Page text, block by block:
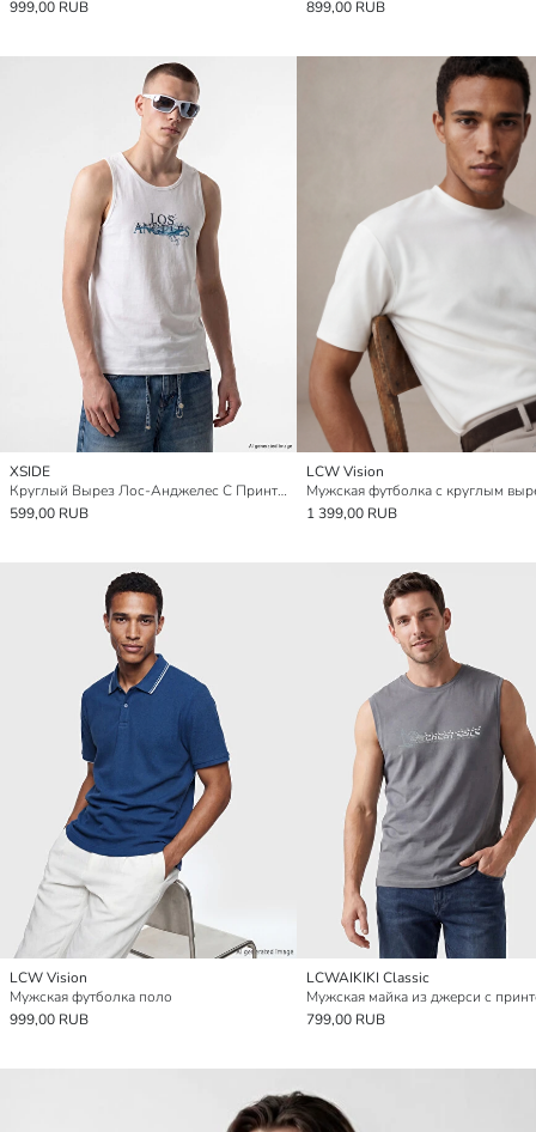
999,00 RUB 899,00 RUB
XSIDE
Круглый Вырез Лос-Анджелес С Принтом Мужская Без Рукавов Майка
599,00 RUB
LCW Vision
1 399,00 RUB
LCW Vision
Мужская футболка поло
999,00 RUB
LCWAIKIKI Classic
799,00 RUB